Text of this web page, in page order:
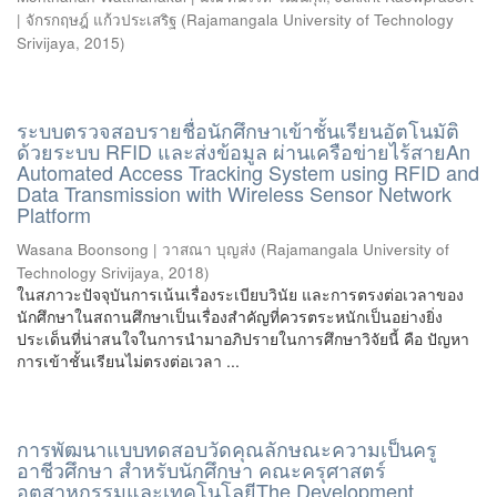
| จักรกฤษฎ์ แก้วประเสริฐ (Rajamangala University of Technology
Srivijaya, 2015)
ระบบตรวจสอบรายชื่อนักศึกษาเข้าชั้นเรียนอัตโนมัติ
ด้วยระบบ RFID และส่งข้อมูล ผ่านเครือข่ายไร้สายAn
Automated Access Tracking System using RFID and
Data Transmission with Wireless Sensor Network
Platform
Wasana Boonsong | วาสณา บุญส่ง (Rajamangala University of
Technology Srivijaya, 2018)
ในสภาวะปัจจุบันการเน้นเรื่องระเบียบวินัย และการตรงต่อเวลาของ
นักศึกษาในสถานศึกษาเป็นเรื่องสำคัญที่ควรตระหนักเป็นอย่างยิ่ง
ประเด็นที่น่าสนใจในการนำมาอภิปรายในการศึกษาวิจัยนี้ คือ ปัญหา
การเข้าชั้นเรียนไม่ตรงต่อเวลา ...
การพัฒนาแบบทดสอบวัดคุณลักษณะความเป็นครู
อาชีวศึกษา สำหรับนักศึกษา คณะครุศาสตร์
อุตสาหกรรมและเทคโนโลยีThe Development